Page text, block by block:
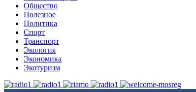
Общество
Полезное
Политика
Спорт
Транспорт
Экология
Экономика
Экотуризм